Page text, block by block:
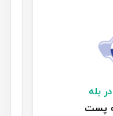
بله
پست